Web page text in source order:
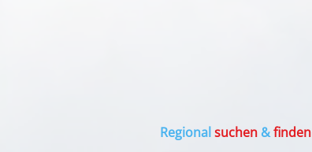
Regional suchen &finden